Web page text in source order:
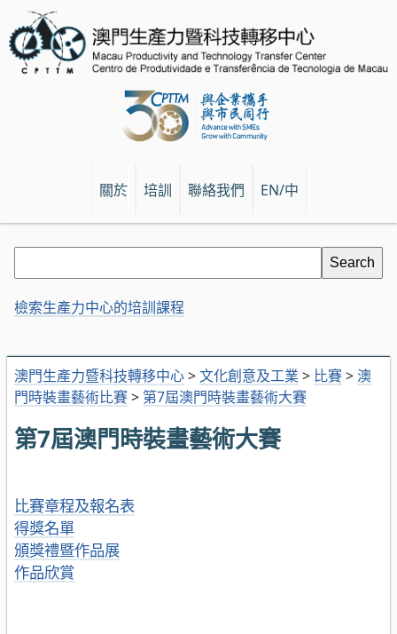
關於 培訓 聯絡我們 EN/中
澳門生產力暨科技轉移中心>文化創意及工業 > 比賽> 澳
門時裝畫藝術比賽> 第7屆澳門時裝畫藝術大賽
第7屆澳門時裝畫藝術大賽
比賽章程及報名表
得獎名單
頒獎禮暨作品展
作品欣賞
檢索生產力中心的培訓課程